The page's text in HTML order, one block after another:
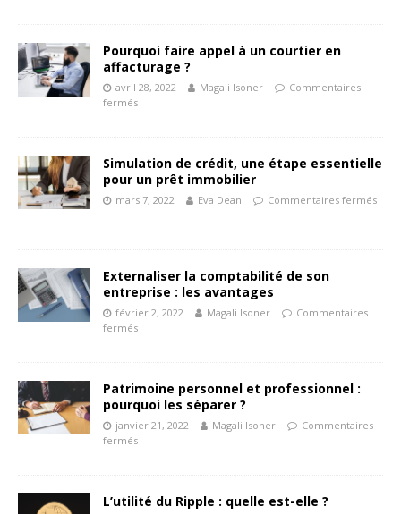
Pourquoi faire appel à un courtier en
affacturage ?
avril 28, 2022 Magali Isoner
Commentaires
fermés
Simulation de crédit, une étape essentielle
pour un prêt immobilier
mars 7, 2022 Eva Dean Commentaires fermés
Externaliser la comptabilité de son
entreprise : les avantages
février 2, 2022 Magali Isoner
Commentaires
fermés
Patrimoine personnel et professionnel :
pourquoi les séparer ?
janvier 21, 2022 Magali Isoner
Commentaires
fermés
L’utilité du Ripple : quelle est-elle ?